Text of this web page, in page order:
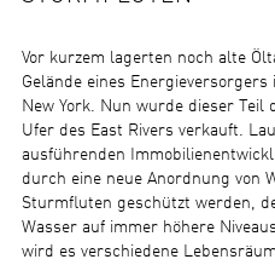
Vor kurzem lagerten noch alte
Gelände eines
New York. Nun wurde dieser Teil
Ufer des East Rivers verkauft.
ausführenden
durch eine neue Anordnung von
Sturmfluten geschützt werden,
Wasser auf immer höhere
wird es verschiedene